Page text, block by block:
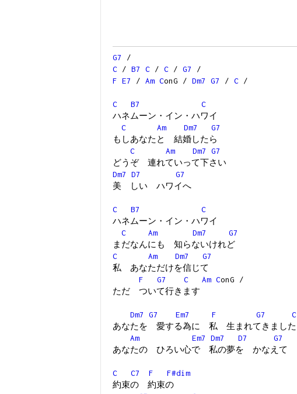
G7
/
C / B7 C / C / G7
/
F E7 / Am ConG / Dm7 G7 / C /
C B7
C
ハネムーン・イン・ハワイ
C
Am Dm7
G7
もしあなたと 結婚したら
C
Am Dm7
G7
どうぞ 連れていって下さい
Dm7
D7
G7
美 しい ハワイへ
C B7
C
ハネムーン・イン・ハワイ
C
Am Dm7
G7
まだなんにも 知らないけれど
C
Am Dm7
G7
私 あなただけを信じて
F
G7 C Am ConG /
ただ ついて行きます
Dm7 G7 Em7 F G7 C
あなたを 愛する為に 私 生まれてきました
Am
Em7 Dm7 D7
G7
あなたの ひろい心で 私の夢を かなえて
C C7 F
F#dim
約束の 約束の